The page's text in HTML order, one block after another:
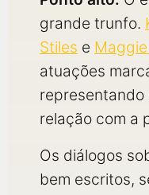
grande trunfo.
Stiles e
atuações
relação com a
Os diálogos
bem escritos,